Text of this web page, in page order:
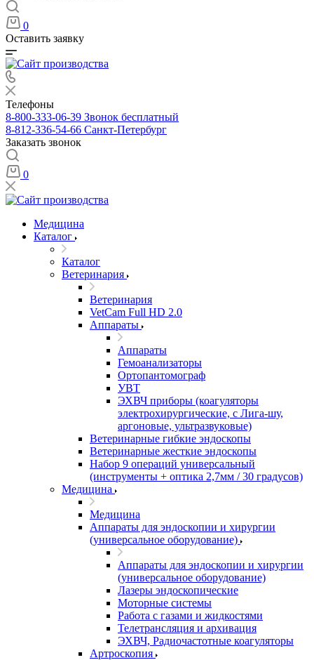
0
Оставить заявку
Телефоны
8-800-333-06-39 Звонок бесплатный
8-812-336-54-66 Санкт-Петербург
Заказать звонок
0
Медицина
Каталог
Каталог
Ветеринария
Ветеринария
VetCam Full HD 2.0
Аппараты
Аппараты
Гемоанализаторы
Ортопантомограф
УВТ
ЭХВЧ приборы (коагуляторы
электрохирургические, с Лига-шу,
аргоновые, ультразвуковые)
Ветеринарные гибкие эндоскопы
Ветеринарные жесткие эндоскопы
Набор 9 операций универсальный
(инструменты + оптика 2,7мм / 30 градусов)
Медицина
Медицина
Аппараты для эндоскопии и хирургии
(универсальное оборудование)
Аппараты для эндоскопии и хирургии
(универсальное оборудование)
Лазеры эндоскопические
Моторные системы
Работа с газами и жидкостями
Телетрансляция и архивация
ЭХВЧ, Радиочастотные коагуляторы
Артроскопия